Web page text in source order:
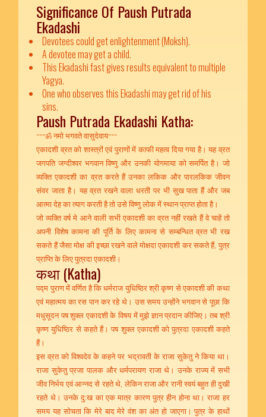
Significance Of Paush Putrada
Ekadashi
Devotees could get enlightenment (Moksh).
A devotee may get a child.
This Ekadashi fast gives results equivalent to multiple
Yagya.
One who observes this Ekadashi may get rid of his
sins.
Paush Putrada Ekadashi Katha:
~~~ॐ नमो भगवते वासुदेवाय~~~
एकादशी व्रत को शास्त्रों एवं पुराणों में काफी महत्व दिया गया है। यह व्रत
जगपति जग्दीश्वर भगवान विष्णु और उनकी योगमाया को समर्पित है। जो
व्यक्ति एकादशी का व्रत करते हैं उनका लकिक और पारलकिक जीवन
संवर जाता है। यह व्रत रखने वाला धरती पर भी सुख पाता हैं और जब
आत्मा देह का त्याग करती है तो उसे विष्णु लोक में स्थान प्राप्त होता है।
जो व्यक्ति वर्ष मे आने वाली सभी एकादशी का व्रत नहीं रखते हैं वे चाहें तो
अपनी विशेष कामना की पूर्ति के लिए कामना से सम्बन्धित व्रत भी रख
सकते हैं जैसा मोक्ष की इच्छा रखने वाले मोक्षदा एकादशी कर सकते हैं, पुत्र
प्राप्ति के लिए पुत्रदा एकादशी।
कथा (Katha)
पद्म पुराण में वर्णित है कि धर्मराज युधिष्ठिर श्री कृष्ण से एकादशी की कथा
एवं महात्मय का रस पान कर रहे थे। उस समय उन्होंने भगवान से पूछा कि
मधुसूदन पष शुक्ल एकादशी के विषय में मुझे ज्ञान प्रदान कीजिए। तब श्री
कृष्ण युधिष्ठिर से कहते हैं। पष शुक्ल एकादशी को पुत्रदा एकादशी कहते
हैं।
इस व्रत को विश्वदेव के कहने पर भद्रावती के राजा सुकेतु ने किया था।
राजा सुकेतु प्रजा पालक और धर्मपरायण राजा थे। उनके राज्य में सभी
जीव निर्भय एवं आन्नद से रहते थे, लेकिन राजा और रानी स्वयं बहुत ही दुखी
रहते थे। उनके दु:ख का एक मात्र कारण पुत्र हीन होना था। राजा हर
समय यह सोचता कि मेरे बाद मेरे वंश का अंत हो जाएगा। पुत्र के हाथों